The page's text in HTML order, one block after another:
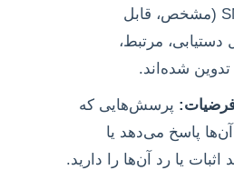
به‌صورت SMART (مشخص، قابل
دستیابی، مرتبط،
شده‌اند.
پرسش‌هایی که
پاسخ می‌دهد یا
یا رد آن‌ها را دارید.